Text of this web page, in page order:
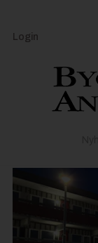
Login
Byggeriets
Materialer og
Byggepladsen